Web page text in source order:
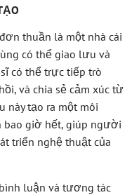
thuần là một nhà cái
có thể giao lưu và
có thể trực tiếp trò
và chia sẻ cảm xúc từ
này tạo ra một môi
giờ hết, giúp người
triển nghệ thuật của
luận và tương tác